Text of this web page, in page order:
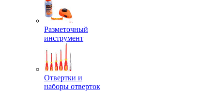
Разметочный
инструмент
Отвертки и
наборы отверток